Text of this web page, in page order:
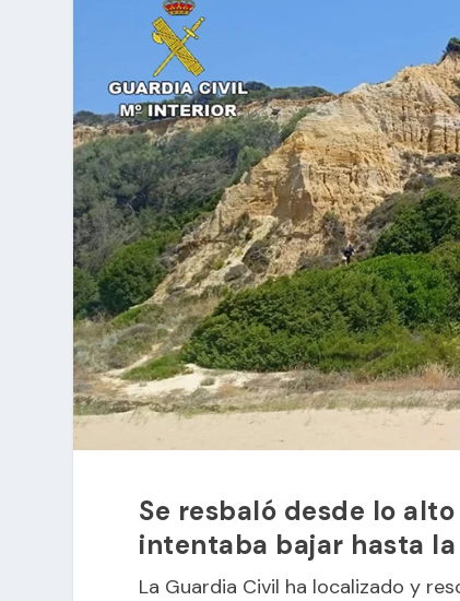
Se resbaló desde lo
intentaba bajar hasta
La Guardia Civil ha localizado y